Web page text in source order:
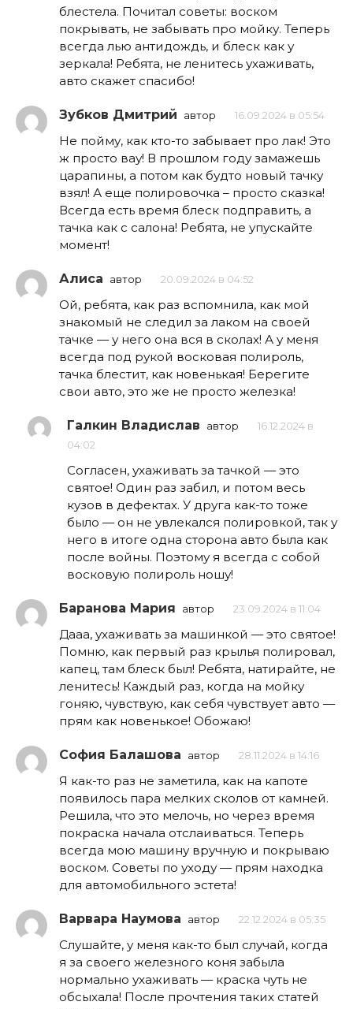
блестела. Почитал советы: воском
покрывать, не забывать про мойку. Теперь
всегда лью антидождь, и блеск как у
зеркала! Ребята, не ленитесь ухаживать,
авто скажет спасибо!
Зубков Дмитрий автор 16.09.2024 в 05:54
Не пойму, как кто-то забывает про лак! Это
ж просто вау! В прошлом году замажешь
царапины, а потом как будто новый тачку
взял! А еще полировочка – просто сказка!
Всегда есть время блеск подправить, а
тачка как с салона! Ребята, не упускайте
момент!
Алиса автор 20.09.2024 в 04:52
Ой, ребята, как раз вспомнила, как мой
знакомый не следил за лаком на своей
тачке — у него она вся в сколах! А у меня
всегда под рукой восковая полироль,
тачка блестит, как новенькая! Берегите
свои авто, это же не просто железка!
Галкин Владислав автор
16.12.2024 в
04:02
Согласен, ухаживать за тачкой — это
святое! Один раз забил, и потом весь
кузов в дефектах. У друга как-то тоже
было — он не увлекался полировкой, так у
него в итоге одна сторона авто была как
после войны. Поэтому я всегда с собой
восковую полироль ношу!
Баранова Мария автор 23.09.2024 в 11:04
Дааа, ухаживать за машинкой — это святое!
Помню, как первый раз крылья полировал,
капец, там блеск был! Ребята, натирайте, не
ленитесь! Каждый раз, когда на мойку
гоняю, чувствую, как себя чувствует авто —
прям как новенькое! Обожаю!
София Балашова автор 28.11.2024 в 14:16
Я как-то раз не заметила, как на капоте
появилось пара мелких сколов от камней.
Решила, что это мелочь, но через время
покраска начала отслаиваться. Теперь
всегда мою машину вручную и покрываю
воском. Советы по уходу — прям находка
для автомобильного эстета!
Варвара Наумова автор 22.12.2024 в 05:35
Слушайте, у меня как-то был случай, когда
я за своего железного коня забыла
нормально ухаживать — краска чуть не
обсыхала! После прочтения таких статей